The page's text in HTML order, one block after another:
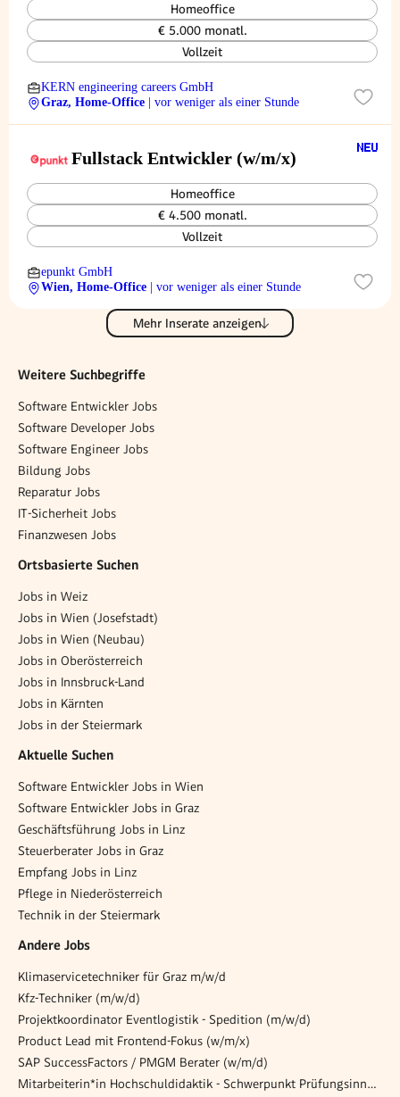
Homeoffice
€ 5.000 monatl.
Vollzeit
KERN engineering careers GmbH
Graz, Home-Office
| vor weniger als einer Stunde
Fullstack Entwickler (w/m/x)
Homeoffice
€ 4.500 monatl.
Vollzeit
epunkt GmbH
Wien, Home-Office
| vor weniger als einer Stunde
Mehr Inserate anzeigen
Weitere Suchbegriffe
Software Entwickler Jobs
Software Developer Jobs
Software Engineer Jobs
Bildung Jobs
Reparatur Jobs
IT-Sicherheit Jobs
Finanzwesen Jobs
Ortsbasierte Suchen
Jobs in Weiz
Jobs in Wien (Josefstadt)
Jobs in Wien (Neubau)
Jobs in Oberösterreich
Jobs in Innsbruck-Land
Jobs in Kärnten
Jobs in der Steiermark
Aktuelle Suchen
Software Entwickler Jobs in Wien
Software Entwickler Jobs in Graz
Geschäftsführung Jobs in Linz
Steuerberater Jobs in Graz
Empfang Jobs in Linz
Pflege in Niederösterreich
Technik in der Steiermark
Andere Jobs
Klimaservicetechniker für Graz m/w/d
Kfz-Techniker (m/w/d)
Projektkoordinator Eventlogistik - Spedition (m/w/d)
Product Lead mit Frontend-Fokus (w/m/x)
SAP SuccessFactors / PMGM Berater (w/m/d)
Mitarbeiterin*in Hochschuldidaktik - Schwerpunkt Prüfungsinnovation, Curriculum & ePortfolio